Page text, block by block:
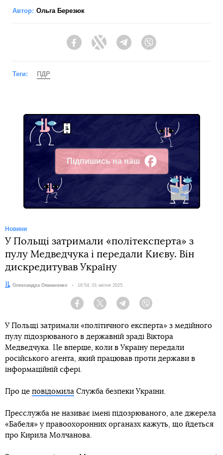
Автор: Ольга Березюк
FacebookTwitter Telegram
Теги: ПДР
Підпишись на наш
Facebook
Новини
У Польщі затримали «політексперта» з
пулу Медведчука і передали Києву. Він
дискредитував Україну
Автор:
Олександра Опанасенко Дата:
16:54, 01 квітня 2025
Facebook Twitter Telegram
У Польщі затримали «політичного експерта» з медійного
пулу підозрюваного в державній зраді Віктора
Медведчука. Це вперше, коли в Україну передали
російського агента, який працював проти держави в
інформаційній сфері.
Про це повідомила Служба безпеки України.
Пресслужба не називає імені підозрюваного, але джерела
«Бабеля» у правоохоронних органазх кажуть, що йдеться
про Кирила Молчанова.